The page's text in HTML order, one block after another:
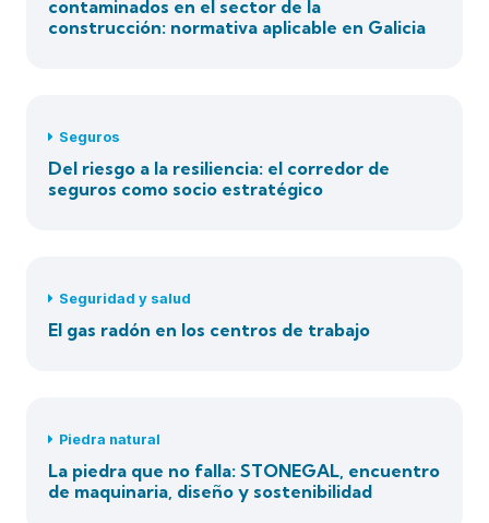
contaminados en el sector de la
construcción: normativa aplicable en Galicia
Seguros
Del riesgo a la resiliencia: el corredor de
seguros como socio estratégico
Seguridad y salud
El gas radón en los centros de trabajo
Piedra natural
La piedra que no falla: STONEGAL, encuentro
de maquinaria, diseño y sostenibilidad